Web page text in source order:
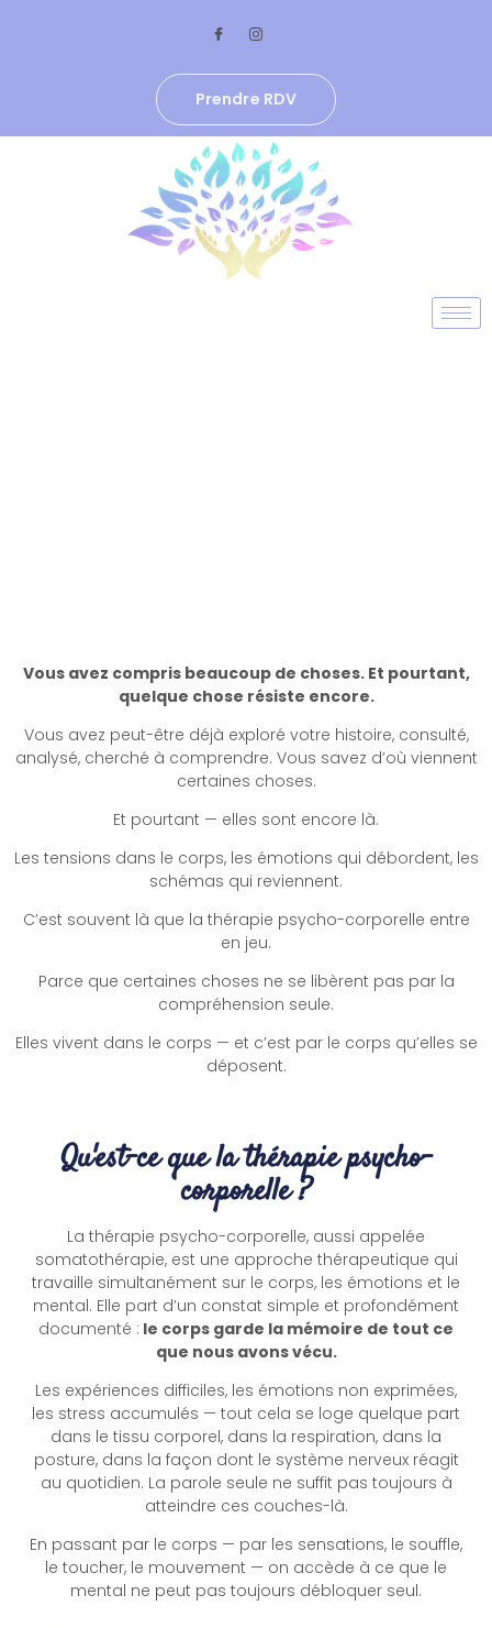
Prendre RDV
Vous avez compris beaucoup de choses. Et pourtant,
quelque chose résiste encore.
Vous avez peut-être déjà exploré votre histoire, consulté,
analysé, cherché à comprendre. Vous savez d’où viennent
certaines choses.
Et pourtant — elles sont encore là.
Les tensions dans le corps, les émotions qui débordent, les
schémas qui reviennent.
C’est souvent là que la thérapie psycho-corporelle entre
en jeu.
Parce que certaines choses ne se libèrent pas par la
compréhension seule.
Elles vivent dans le corps — et c’est par le corps qu’elles se
déposent.
Qu'est-ce que la thérapie psycho-
corporelle ?
La thérapie psycho-corporelle, aussi appelée
somatothérapie, est une approche thérapeutique qui
travaille simultanément sur le corps, les émotions et le
mental. Elle part d’un constat simple et profondément
documenté : le corps garde la mémoire de tout ce
que nous avons vécu.
Les expériences difficiles, les émotions non exprimées,
les stress accumulés — tout cela se loge quelque part
dans le tissu corporel, dans la respiration, dans la
posture, dans la façon dont le système nerveux réagit
au quotidien. La parole seule ne suffit pas toujours à
atteindre ces couches-là.
En passant par le corps — par les sensations, le souffle,
le toucher, le mouvement — on accède à ce que le
mental ne peut pas toujours débloquer seul.